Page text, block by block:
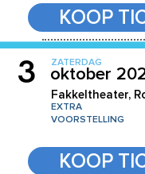
KOOP
3 oktober
ZATERDAG
Fakkeltheater,
EXTRA
VOORSTELLING
KOOP